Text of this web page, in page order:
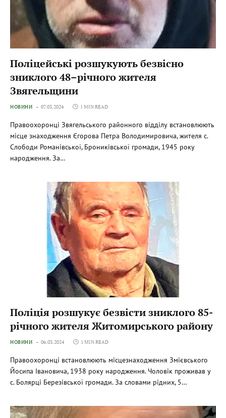
Поліцейські розшукують безвісно
зниклого 48–річного жителя
Звягельщини
НОВИНИ 07.03.2024 1 MIN READ
Правоохоронці Звягельського районного відділу встановлюють
місце знаходження Єгорова Петра Володимировича, жителя с.
Слободи Романівської, Брониківської громади, 1945 року
народження. За…
Поліція розшукує безвісти зниклого 85-
річного жителя Житомирського району
НОВИНИ 06.03.2024 1 MIN READ
Правоохоронці встановлюють місцезнаходження Змієвського
Йосипа Івановича, 1938 року народження. Чоловік проживав у
с. Болярці Березівської громади. За словами рідних, 5…